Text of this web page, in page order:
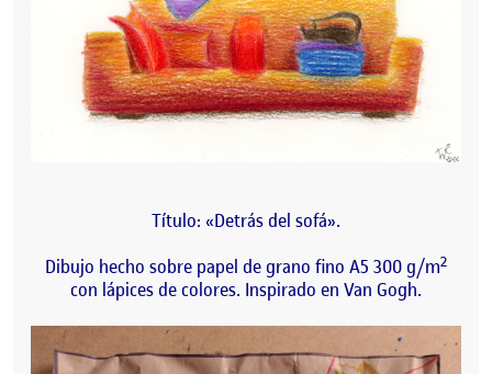
Título: «Detrás del sofá».
Dibujo hecho sobre papel de grano fino A5 300 g/m2
con lápices de colores. Inspirado en Van Gogh.